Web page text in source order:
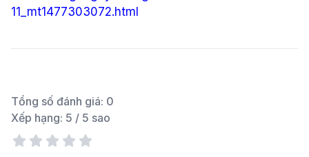
11_mt1477303072.html
Tổng số đánh giá: 0
Xếp hạng: 5 / 5 sao